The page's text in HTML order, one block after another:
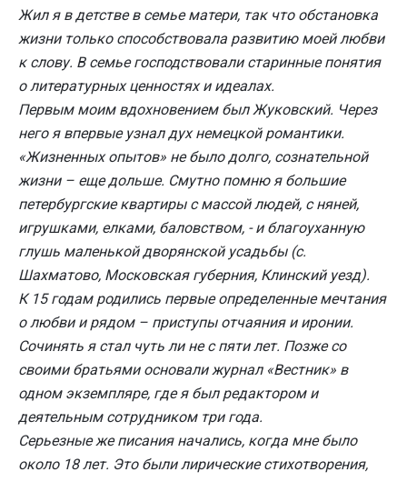
Жил я в детстве в семье матери, так что обстановка
жизни только способствовала развитию моей любви
к слову. В семье господствовали старинные понятия
о литературных ценностях и идеалах.
Первым моим вдохновением был Жуковский. Через
него я впервые узнал дух немецкой романтики.
«Жизненных опытов» не было долго, сознательной
жизни – еще дольше. Смутно помню я большие
петербургские квартиры с массой людей, с няней,
игрушками, елками, баловством, - и благоуханную
глушь маленькой дворянской усадьбы (с.
Шахматово, Московская губерния, Клинский уезд).
К 15 годам родились первые определенные мечтания
о любви и рядом – приступы отчаяния и иронии.
Сочинять я стал чуть ли не с пяти лет. Позже со
своими братьями основали журнал «Вестник» в
одном экземпляре, где я был редактором и
деятельным сотрудником три года.
Серьезные же писания начались, когда мне было
около 18 лет. Это были лирические стихотворения,